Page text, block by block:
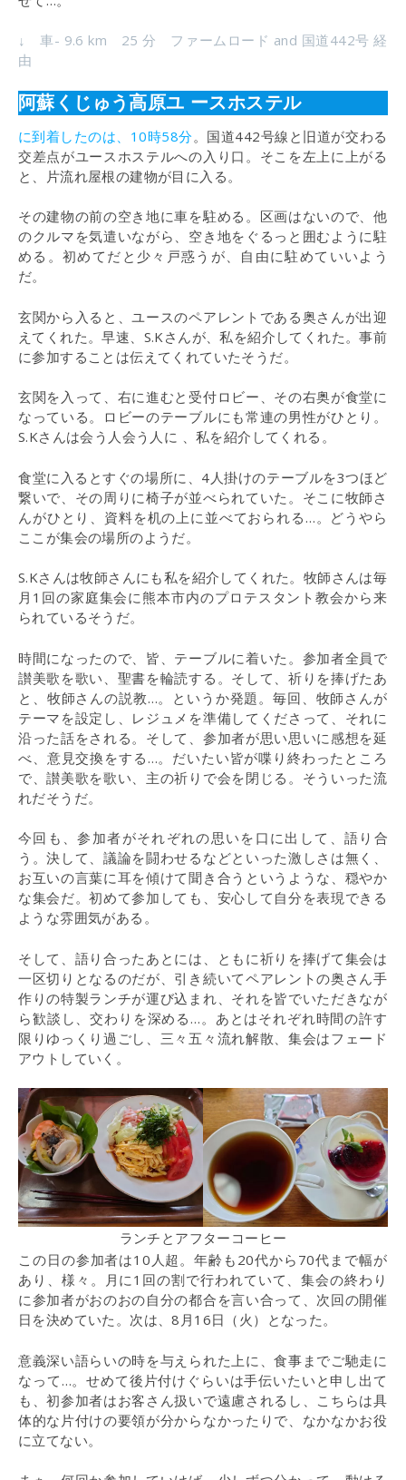
↓ 車- 9.6 km 25 分 ファームロード and 国道442号 経
由
阿蘇くじゅう高原ユ ースホステル
に到着したのは、10時58分。国道442号線と旧道が交わる
交差点がユースホステルへの入り口。そこを左上に上がる
と、片流れ屋根の建物が目に入る。
その建物の前の空き地に車を駐める。区画はないので、他
のクルマを気遣いながら、空き地をぐるっと囲むように駐
める。初めてだと少々戸惑うが、自由に駐めていいよう
だ。
玄関から入ると、ユースのペアレントである奥さんが出迎
えてくれた。早速、S.Kさんが、私を紹介してくれた。事前
に参加することは伝えてくれていたそうだ。
玄関を入って、右に進むと受付ロビー、その右奥が食堂に
なっている。ロビーのテーブルにも常連の男性がひとり。
S.Kさんは会う人会う人に 、私を紹介してくれる。
食堂に入るとすぐの場所に、4人掛けのテーブルを3つほど
繋いで、その周りに椅子が並べられていた。そこに牧師さ
んがひとり、資料を机の上に並べておられる…。どうやら
ここが集会の場所のようだ。
S.Kさんは牧師さんにも私を紹介してくれた。牧師さんは毎
月1回の家庭集会に熊本市内のプロテスタント教会から来
られているそうだ。
時間になったので、皆、テーブルに着いた。参加者全員で
讃美歌を歌い、聖書を輪読する。そして、祈りを捧げたあ
と、牧師さんの説教…。というか発題。毎回、牧師さんが
テーマを設定し、レジュメを準備してくださって、それに
沿った話をされる。そして、参加者が思い思いに感想を延
べ、意見交換をする…。だいたい皆が喋り終わったところ
で、讃美歌を歌い、主の祈りで会を閉じる。そういった流
れだそうだ。
今回も、参加者がそれぞれの思いを口に出して、語り合
う。決して、議論を闘わせるなどといった激しさは無く、
お互いの言葉に耳を傾けて聞き合うというような、穏やか
な集会だ。初めて参加しても、安心して自分を表現できる
ような雰囲気がある。
そして、語り合ったあとには、ともに祈りを捧げて集会は
一区切りとなるのだが、引き続いてペアレントの奥さん手
作りの特製ランチが運び込まれ、それを皆でいただきなが
ら歓談し、交わりを深める…。あとはそれぞれ時間の許す
限りゆっくり過ごし、三々五々流れ解散、集会はフェード
アウトしていく。
ランチとアフターコーヒー
この日の参加者は10人超。年齢も20代から70代まで幅が
あり、様々。月に1回の割で行われていて、集会の終わり
に参加者がおのおの自分の都合を言い合って、次回の開催
日を決めていた。次は、8月16日（火）となった。
意義深い語らいの時を与えられた上に、食事までご馳走に
なって…。せめて後片付けぐらいは手伝いたいと申し出て
も、初参加者はお客さん扱いで遠慮されるし、こちらは具
体的な片付けの要領が分からなかったりで、なかなかお役
に立てない。